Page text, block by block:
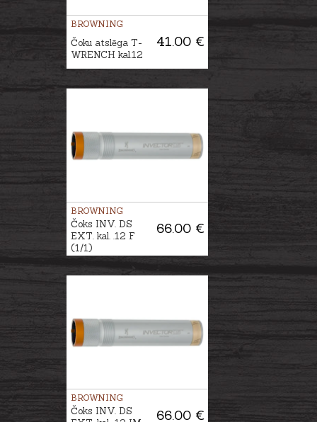
BROWNING
41.00 €
Čoku atslēga T-
WRENCH kal.12
BROWNING
66.00 €
Čoks INV. DS
EXT. kal. .12 F
(1/1)
BROWNING
66.00 €
Čoks INV. DS